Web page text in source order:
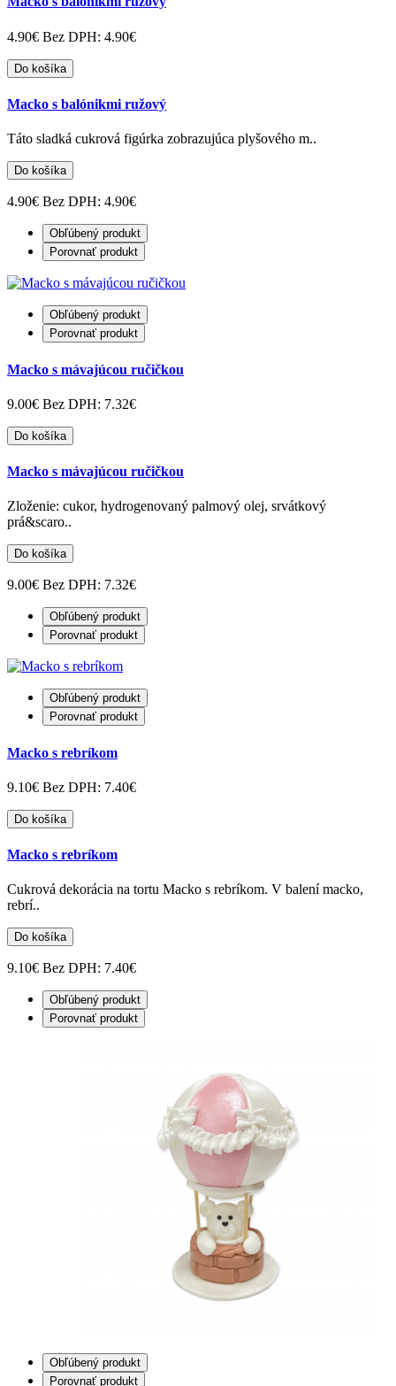
4.90€ Bez DPH: 4.90€
Do košíka
Macko s balónikmi ružový
Táto sladká cukrová figúrka zobrazujúca plyšového m..
Do košíka
4.90€ Bez DPH: 4.90€
Obľúbený produkt
Porovnať produkt
Obľúbený produkt
Porovnať produkt
Macko s mávajúcou ručičkou
9.00€ Bez DPH: 7.32€
Do košíka
Macko s mávajúcou ručičkou
Zloženie: cukor, hydrogenovaný palmový olej, srvátkový
prá&scaro..
Do košíka
9.00€ Bez DPH: 7.32€
Obľúbený produkt
Porovnať produkt
Obľúbený produkt
Porovnať produkt
Macko s rebríkom
9.10€ Bez DPH: 7.40€
Do košíka
Macko s rebríkom
Cukrová dekorácia na tortu Macko s rebríkom. V balení macko,
rebrí..
Do košíka
9.10€ Bez DPH: 7.40€
Obľúbený produkt
Porovnať produkt
Obľúbený produkt
Porovnať produkt